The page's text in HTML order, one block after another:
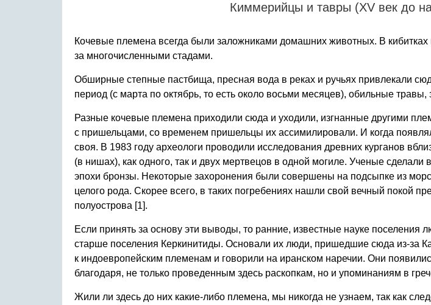
Киммерийцы и тавры (XV век до
Кочевые племена всегда были заложниками домашних животных. В
за многочисленными стадами.
Обширные степные пастбища, пресная вода в реках и ручьях привлекали
период (с марта по октябрь, то есть около восьми месяцев), обильные
Разные кочевые племена приходили сюда и уходили, изгнанные другими
с пришельцами, со временем пришельцы их ассимилировали. И когда
своя. В 1983 году археологи проводили исследования древних курганов
(в нишах), как одного, так и двух мертвецов в одной могиле. Ученые сделали
эпохи бронзы. Некоторые захоронения были совершены на подсыпке из
целого рода. Скорее всего, в таких погребениях нашли свой вечный покой
полуострова [1].
Если принять за основу эти выводы, то ранние, известные науке поселения
старше поселения Керкинитиды. Основали их люди, пришедшие сюда из-за
к индоевропейским племенам и говорили на иранском наречии. Они
благодаря, не только проведенным здесь раскопкам, но и упоминаниям в
Жили ли здесь до них какие-либо племена, мы никогда не узнаем, так как